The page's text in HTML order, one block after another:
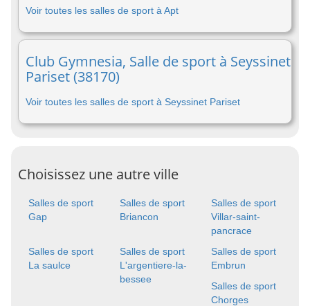
Voir toutes les salles de sport à Apt
Club Gymnesia, Salle de sport à Seyssinet
Pariset (38170)
Voir toutes les salles de sport à Seyssinet Pariset
Choisissez une autre ville
Salles de sport
Gap
Salles de sport
Briancon
Salles de sport
Villar-saint-
pancrace
Salles de sport
La saulce
Salles de sport
L'argentiere-la-
bessee
Salles de sport
Embrun
Salles de sport
Chorges